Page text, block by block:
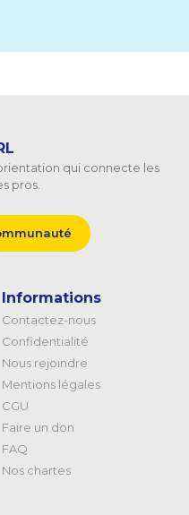
qui connecte les
pros.
Informations
Contactez-nous
Confidentialité
Nous rejoindre
Mentions légales
CGU
Faire un don
FAQ
Nos chartes